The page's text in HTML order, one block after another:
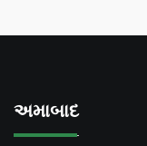
અમાબાદ